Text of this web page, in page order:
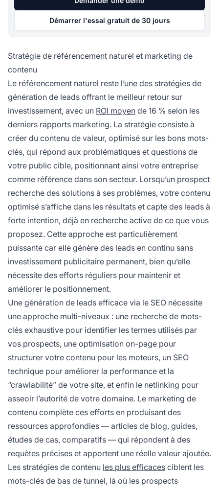
Démarrer l'essai gratuit de 30 jours
Stratégie de référencement naturel et marketing de
contenu
Le référencement naturel reste l’une des stratégies de
génération de leads offrant le meilleur retour sur
investissement, avec un ROI moyen de 16 % selon les
derniers rapports marketing. La stratégie consiste à
créer du contenu de valeur, optimisé sur les bons mots-
clés, qui répond aux problématiques et questions de
votre public cible, positionnant ainsi votre entreprise
comme référence dans son secteur. Lorsqu’un prospect
recherche des solutions à ses problèmes, votre contenu
optimisé s’affiche dans les résultats et capte des leads à
forte intention, déjà en recherche active de ce que vous
proposez. Cette approche est particulièrement
puissante car elle génère des leads en continu sans
investissement publicitaire permanent, bien qu’elle
nécessite des efforts réguliers pour maintenir et
améliorer le positionnement.
Une génération de leads efficace via le SEO nécessite
une approche multi-niveaux : une recherche de mots-
clés exhaustive pour identifier les termes utilisés par
vos prospects, une optimisation on-page pour
structurer votre contenu pour les moteurs, un SEO
technique pour améliorer la performance et la
“crawlabilité” de votre site, et enfin le netlinking pour
asseoir l’autorité de votre domaine. Le marketing de
contenu complète ces efforts en produisant des
ressources approfondies — articles de blog, guides,
études de cas, comparatifs — qui répondent à des
requêtes précises et apportent une réelle valeur ajoutée.
Les stratégies de contenu les plus efficaces ciblent les
mots-clés de bas de tunnel, là où les prospects